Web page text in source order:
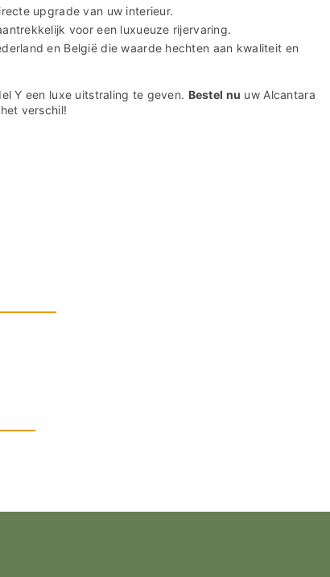
upgrade van uw interieur.
voor een luxueuze rijervaring.
en België die waarde hechten aan kwaliteit en
Y een luxe uitstraling te geven. Bestel nu uw Alcantara
verschil!